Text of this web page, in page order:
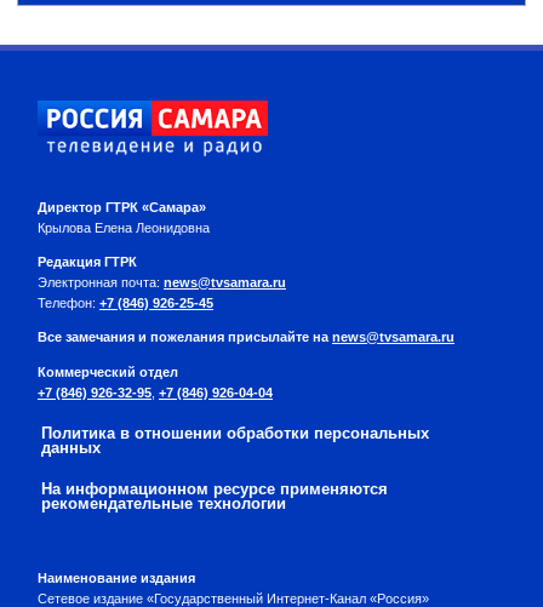
Директор ГТРК «Самара»
Крылова Елена Леонидовна
Редакция ГТРК
Электронная почта: news@tvsamara.ru
Телефон: +7 (846) 926-25-45
Все замечания и пожелания присылайте наnews@tvsamara.ru
Коммерческий отдел
+7 (846) 926-32-95 +7 (846) 926-04-04
Политика в отношении обработки персональных
данных
На информационном ресурсе применяются
рекомендательные технологии
Наименование издания
Сетевое издание «Государственный Интернет-Канал «Россия»